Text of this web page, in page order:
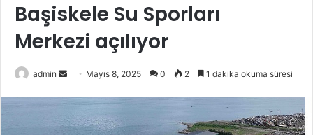
Başiskele Su Sporları
Merkezi açılıyor
admin
e
Mayıs 8, 2025 0 2 1 dakika okuma süresi